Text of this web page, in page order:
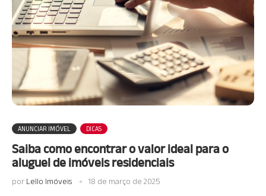
ANUNCIAR IMÓVEL DICAS
Saiba como encontrar o valor ideal para o
aluguel de imóveis residenciais
por Lello Imóveis 18 de março de 2025